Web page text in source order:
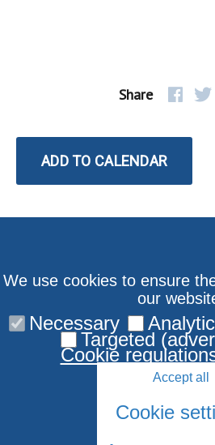
Share
ADD TO CALENDAR
We use cookies to ensure
our
Necessary
Targeted
Cookie
Accept all
Cookie